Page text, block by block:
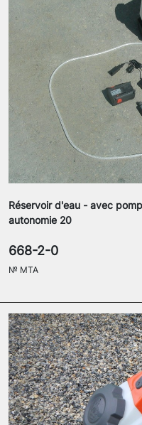
Réservoir d'eau - avec
autonomie 20
668-2-0
№ MTA